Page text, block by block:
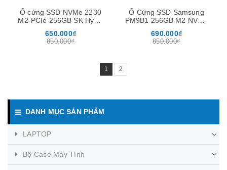
Ổ cứng SSD NVMe 2230
M2-PCIe 256GB SK Hynix
650.000₫
850.000₫
Ổ Cứng SSD Samsung
PM9B1 256GB M2 NVMe
690.000₫
850.000₫
1 2
DANH MỤC SẢN PHẨM
LAPTOP
Bộ Case Máy Tính